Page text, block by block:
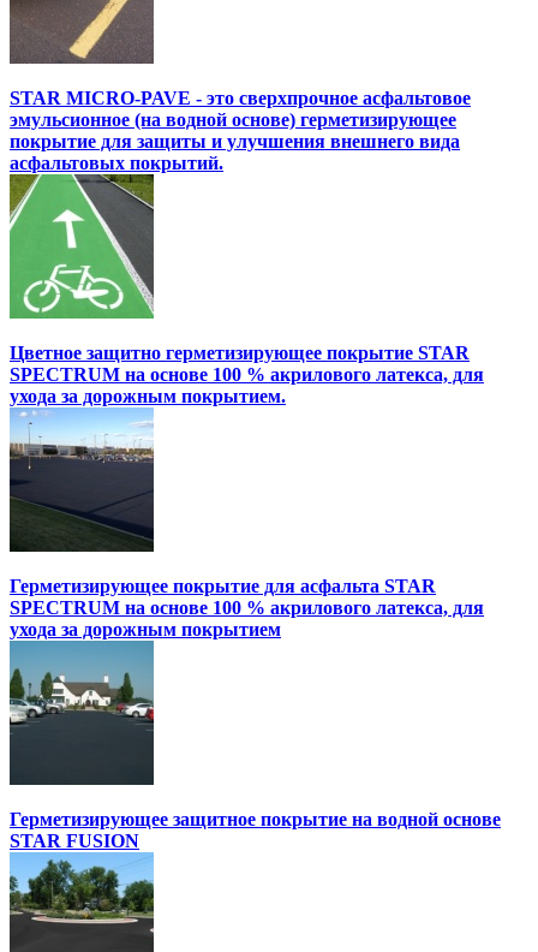
STAR MICRO-PAVE - это сверхпрочное асфальтовое
эмульсионное (на водной основе) герметизирующее
покрытие для защиты и улучшения внешнего вида
асфальтовых покрытий.
Цветное защитно герметизирующее покрытие STAR
SPECTRUM на основе 100 % акрилового латекса, для
ухода за дорожным покрытием.
Герметизирующее покрытие для асфальта STAR
SPECTRUM на основе 100 % акрилового латекса, для
ухода за дорожным покрытием
Герметизирующее защитное покрытие на водной основе
STAR FUSION